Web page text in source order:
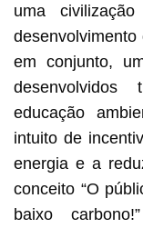
uma
em conjunto,
educação
intuito de
energia e a
conceito “O
baixo